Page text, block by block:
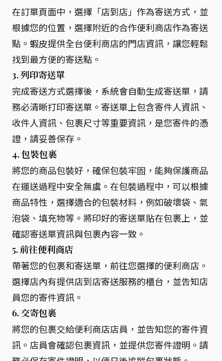
在訂單頁面中，選擇「店到店」作為寄送方式，並
根據您的位置，選擇附近的合作便利商店作為寄送
點。蝦皮提供全台便利商店的門店資訊，讓您輕鬆
找到最方便的寄送點。
3. 列印寄送單
完成寄送方式選擇後，系統會自動生成寄送單，請
務必清晰打印寄送單。寄送單上包含寄件人資訊、
收件人資訊、包裹尺寸等重要資訊，是您寄件的憑
證，請妥善保存。
4. 包裝包裹
將您的商品包裝好，確保包裝牢固，能夠保護商品
在運送過程中安全無虞。在包裝過程中，可以根據
商品特性，選擇適合的包裝材料，例如破壞袋、氣
泡袋、填充物等。將印好的寄送單貼在包裹上，並
確認寄送單資訊與包裹內容一致。
5. 前往便利商店
帶著您的包裹和寄送單，前往您選擇的便利商店。
選擇店內有提供店到店寄送服務的櫃台，並告知店
員您的寄件資訊。
6. 交寄包裹
將您的包裹交給便利商店店員，並告知您的寄件資
訊。店員會確認包裹資訊，並提供您寄件證明。請